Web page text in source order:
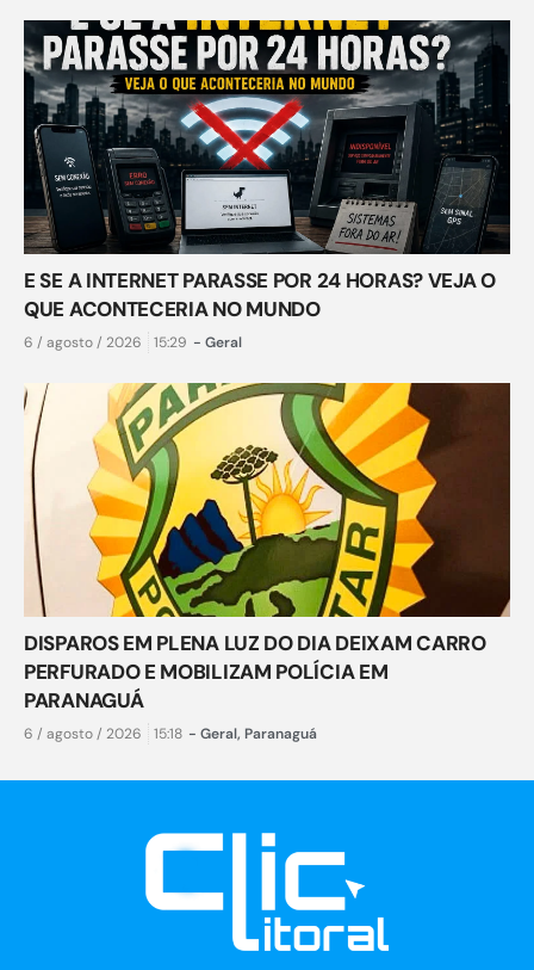
E SE A INTERNET PARASSE POR 24 HORAS? VEJA O
QUE ACONTECERIA NO MUNDO
6 / agosto / 2026 15:29 - Geral
DISPAROS EM PLENA LUZ DO DIA DEIXAM CARRO
PERFURADO E MOBILIZAM POLÍCIA EM
PARANAGUÁ
6 / agosto / 2026 15:18 - Geral, Paranaguá